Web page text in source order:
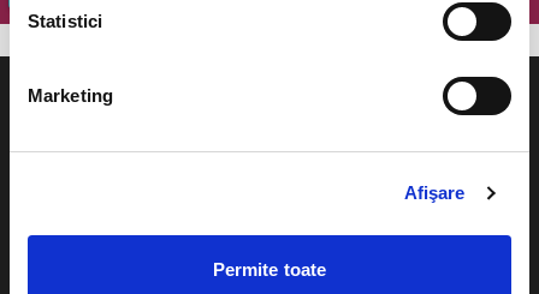
Statistici
Marketing
Afişare
Permite toate
Cum comand bilete?